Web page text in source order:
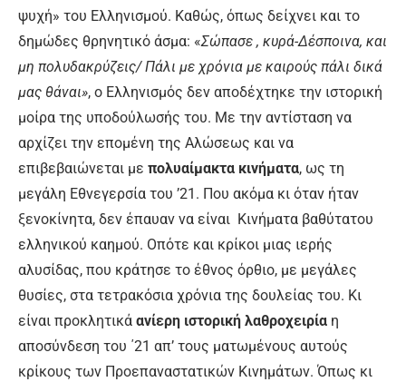
ψυχή» του Ελληνισμού. Καθώς, όπως δείχνει και το
δημώδες θρηνητικό άσμα: «Σώπασε , κυρά-Δέσποινα, και
μη πολυδακρύζεις/ Πάλι με χρόνια με καιρούς πάλι δικά
μας θάναι», ο Ελληνισμός δεν αποδέχτηκε την ιστορική
μοίρα της υποδούλωσής του. Με την αντίσταση να
αρχίζει την επομένη της Αλώσεως και να
επιβεβαιώνεται με πολυαίμακτα κινήματα, ως τη
μεγάλη Εθνεγερσία του ’21. Που ακόμα κι όταν ήταν
ξενοκίνητα, δεν έπαυαν να είναι Κινήματα βαθύτατου
ελληνικού καημού. Οπότε και κρίκοι μιας ιερής
αλυσίδας, που κράτησε το έθνος όρθιο, με μεγάλες
θυσίες, στα τετρακόσια χρόνια της δουλείας του. Κι
είναι προκλητικά ανίερη ιστορική λαθροχειρία η
αποσύνδεση του ΄21 απ’ τους ματωμένους αυτούς
κρίκους των Προεπαναστατικών Κινημάτων. Όπως κι